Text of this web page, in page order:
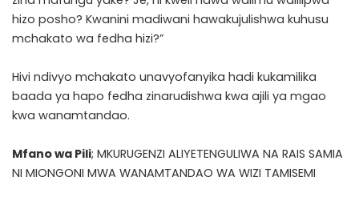
hizo posho? Kwanini madiwani hawakujulishwa kuhusu
mchakato wa fedha hizi?”
Hivi ndivyo mchakato unavyofanyika hadi kukamilika
baada ya hapo fedha zinarudishwa kwa ajili ya mgao
kwa wanamtandao.
Mfano wa Pili; MKURUGENZI ALIYETENGULIWA NA RAIS SAMIA
NI MIONGONI MWA WANAMTANDAO WA WIZI TAMISEMI